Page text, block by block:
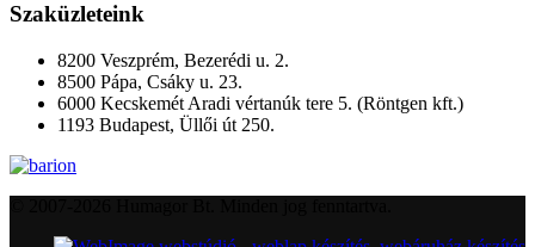
Szaküzleteink
8200 Veszprém, Bezerédi u. 2.
8500 Pápa, Csáky u. 23.
6000 Kecskemét Aradi vértanúk tere 5. (Röntgen kft.)
1193 Budapest, Üllői út 250.